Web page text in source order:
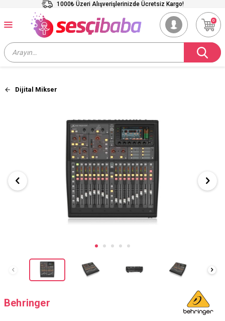
1000₺ Üzeri Alışverişlerinizde Ücretsiz Kargo!
0
Dijital Mikser
Behringer